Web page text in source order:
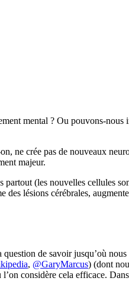
mental ? Ou pouvons-
ne crée pas de nouveaux
majeur.
partout (les nouvelles cellules
des lésions cérébrales,
de savoir jusqu’où
, @GaryMarcus) (dont
considère cela efficace.